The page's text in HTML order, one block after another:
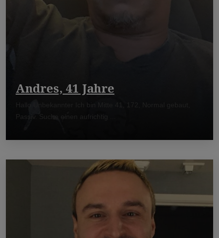
Andres, 41 Jahre
Hallo Unbekannter Ich bin Mitte 41, 172, Normal gebaut,
Passiv. Suche einen aufrichtig ...